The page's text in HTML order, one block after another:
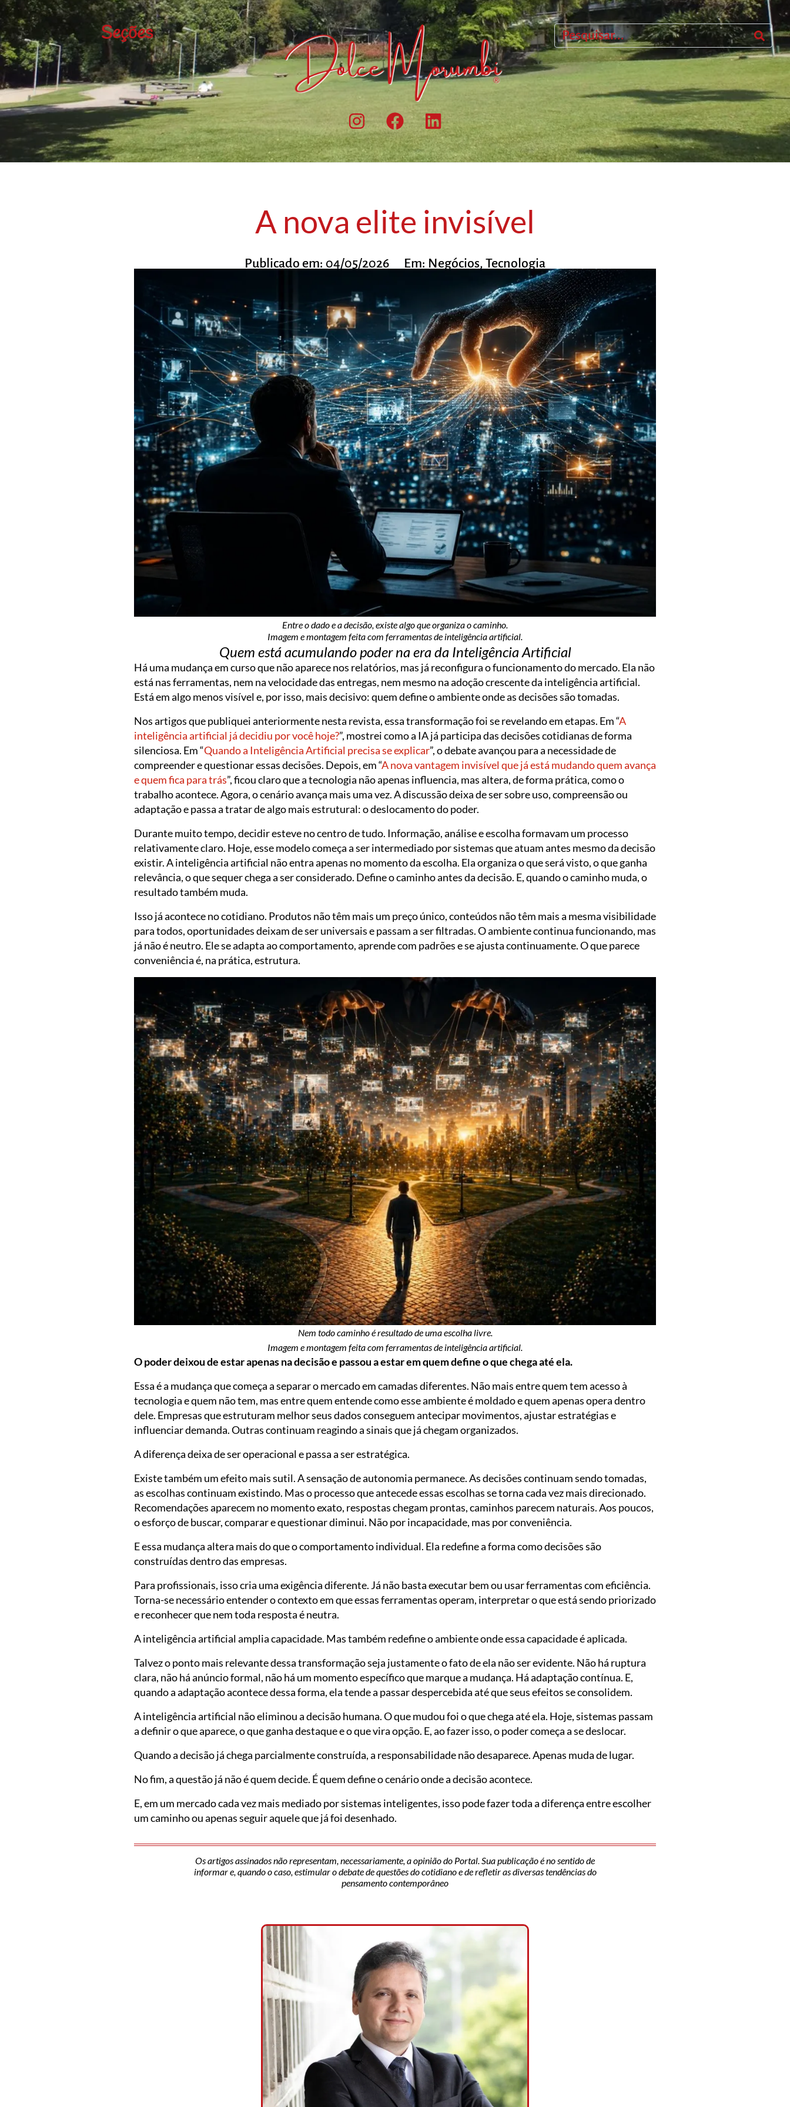
Seções
A nova elite invisível
Publicado em: 04/05/2026 Em: Negócios, Tecnologia
Entre o dado e a decisão, existe algo que organiza o caminho.
Imagem e montagem feita com ferramentas de inteligência artificial.
Quem está acumulando poder na era da Inteligência Artificial
Há uma mudança em curso que não aparece nos relatórios, mas já reconfigura o funcionamento do mercado. Ela não
está nas ferramentas, nem na velocidade das entregas, nem mesmo na adoção crescente da inteligência artificial.
Está em algo menos visível e, por isso, mais decisivo: quem define o ambiente onde as decisões são tomadas.
Nos artigos que publiquei anteriormente nesta revista, essa transformação foi se revelando em etapas. Em “A
inteligência artificial já decidiu por você hoje?”, mostrei como a IA já participa das decisões cotidianas de forma
silenciosa. Em “Quando a Inteligência Artificial precisa se explicar”, o debate avançou para a necessidade de
compreender e questionar essas decisões. Depois, em “A nova vantagem invisível que já está mudando quem avança
e quem fica para trás”, ficou claro que a tecnologia não apenas influencia, mas altera, de forma prática, como o
trabalho acontece. Agora, o cenário avança mais uma vez. A discussão deixa de ser sobre uso, compreensão ou
adaptação e passa a tratar de algo mais estrutural: o deslocamento do poder.
Durante muito tempo, decidir esteve no centro de tudo. Informação, análise e escolha formavam um processo
relativamente claro. Hoje, esse modelo começa a ser intermediado por sistemas que atuam antes mesmo da decisão
existir. A inteligência artificial não entra apenas no momento da escolha. Ela organiza o que será visto, o que ganha
relevância, o que sequer chega a ser considerado. Define o caminho antes da decisão. E, quando o caminho muda, o
resultado também muda.
Isso já acontece no cotidiano. Produtos não têm mais um preço único, conteúdos não têm mais a mesma visibilidade
para todos, oportunidades deixam de ser universais e passam a ser filtradas. O ambiente continua funcionando, mas
já não é neutro. Ele se adapta ao comportamento, aprende com padrões e se ajusta continuamente. O que parece
conveniência é, na prática, estrutura.
Nem todo caminho é resultado de uma escolha livre.
Imagem e montagem feita com ferramentas de inteligência artificial.
O poder deixou de estar apenas na decisão e passou a estar em quem define o que chega até ela.
Essa é a mudança que começa a separar o mercado em camadas diferentes. Não mais entre quem tem acesso à
tecnologia e quem não tem, mas entre quem entende como esse ambiente é moldado e quem apenas opera dentro
dele. Empresas que estruturam melhor seus dados conseguem antecipar movimentos, ajustar estratégias e
influenciar demanda. Outras continuam reagindo a sinais que já chegam organizados.
A diferença deixa de ser operacional e passa a ser estratégica.
Existe também um efeito mais sutil. A sensação de autonomia permanece. As decisões continuam sendo tomadas,
as escolhas continuam existindo. Mas o processo que antecede essas escolhas se torna cada vez mais direcionado.
Recomendações aparecem no momento exato, respostas chegam prontas, caminhos parecem naturais. Aos poucos,
o esforço de buscar, comparar e questionar diminui. Não por incapacidade, mas por conveniência.
E essa mudança altera mais do que o comportamento individual. Ela redefine a forma como decisões são
construídas dentro das empresas.
Para profissionais, isso cria uma exigência diferente. Já não basta executar bem ou usar ferramentas com eficiência.
Torna-se necessário entender o contexto em que essas ferramentas operam, interpretar o que está sendo priorizado
e reconhecer que nem toda resposta é neutra.
A inteligência artificial amplia capacidade. Mas também redefine o ambiente onde essa capacidade é aplicada.
Talvez o ponto mais relevante dessa transformação seja justamente o fato de ela não ser evidente. Não há ruptura
clara, não há anúncio formal, não há um momento específico que marque a mudança. Há adaptação contínua. E,
quando a adaptação acontece dessa forma, ela tende a passar despercebida até que seus efeitos se consolidem.
A inteligência artificial não eliminou a decisão humana. O que mudou foi o que chega até ela. Hoje, sistemas passam
a definir o que aparece, o que ganha destaque e o que vira opção. E, ao fazer isso, o poder começa a se deslocar.
Quando a decisão já chega parcialmente construída, a responsabilidade não desaparece. Apenas muda de lugar.
No fim, a questão já não é quem decide. É quem define o cenário onde a decisão acontece.
E, em um mercado cada vez mais mediado por sistemas inteligentes, isso pode fazer toda a diferença entre escolher
um caminho ou apenas seguir aquele que já foi desenhado.
Os artigos assinados não representam, necessariamente, a opinião do Portal. Sua publicação é no sentido de
informar e, quando o caso, estimular o debate de questões do cotidiano e de refletir as diversas tendências do
pensamento contemporâneo